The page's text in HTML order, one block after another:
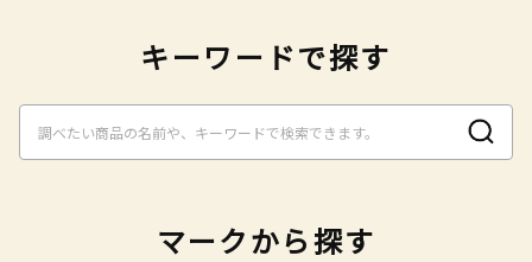
キーワードで探す
マークから探す